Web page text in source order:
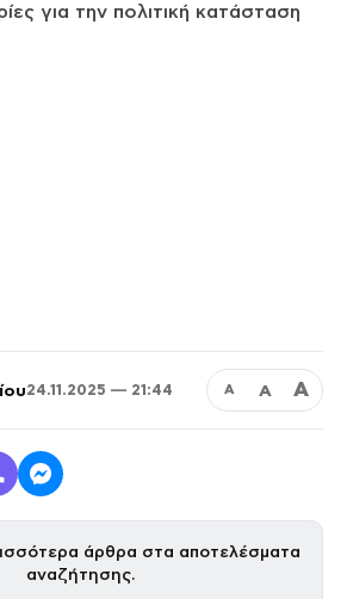
για την πολιτική κατάσταση
24.11.2025 — 21:44 Α Α Α
άρθρα στα αποτελέσματα
αναζήτησης.